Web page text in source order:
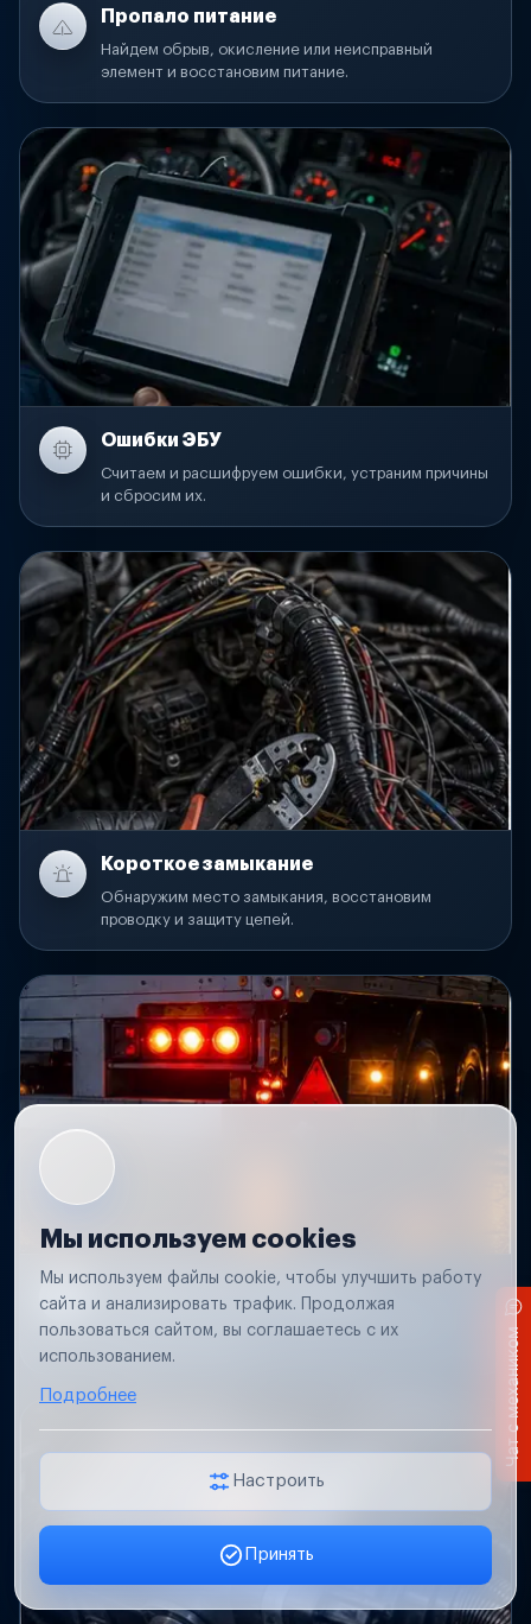
Пропало питание
Найдем обрыв, окисление или неисправный
элемент и восстановим питание.
Ошибки ЭБУ
Считаем и расшифруем ошибки, устраним причины
и сбросим их.
Короткое замыкание
Обнаружим место замыкания, восстановим
проводку и защиту цепей.
Не работает свет прицепа
Проверим проводку и разъемы, восстановим
освещение прицепа.
Мы используем cookies
Мы используем файлы cookie, чтобы улучшить работу
сайта и анализировать трафик. Продолжая
пользоваться сайтом, вы соглашаетесь с их
использованием.
Подробнее
Настроить
Принять
Заявка онлайн
Чат с механиком